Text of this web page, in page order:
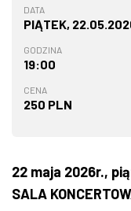
DATA
PIĄTEK,
GODZINA
19:00
CENA
250 PLN
22 maja 2026r.,
SALA